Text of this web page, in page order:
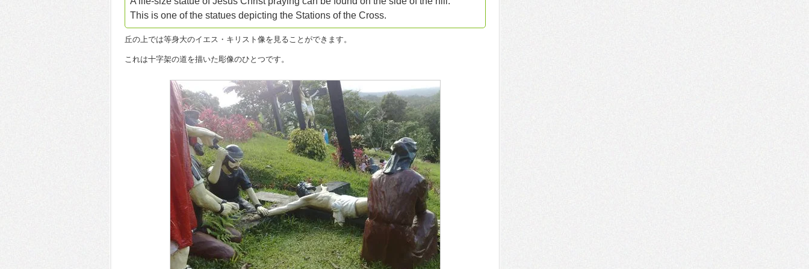
This is one of the statues depicting the Stations of the Cross.
丘の上では等身大のイエス・キリスト像を見ることができます。
これは十字架の道を描いた彫像のひとつです。